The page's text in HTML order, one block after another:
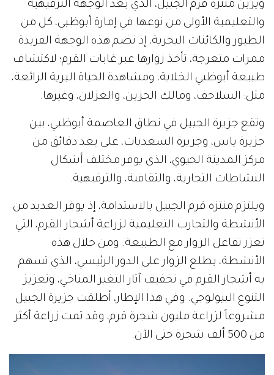
ويزين منتزه قرم الجبيل، الذي يعد الوجهة الترفيهية
والتعليمية الأولى من نوعها في إمارة أبوظبي، كل من
الطيور والكائنات البحرية، إذ تضم هذه الوجهة الفريدة
ممرات متعرجة، تأخذ زوارها عبر غابات القرم؛ لاكتشاف
طبيعة أبوظبي الخلابة، ومشاهدة الحياة البرية الرائعة،
مثل: السلاحف، ومالك الحزين، والغزلان، وغيرها.
وتقع جزيرة الجبيل في نطاق العاصمة أبوظبي، بين
جزيرة ياس، وجزيرة السعديات، على بعد دقائق من
مركز المدينة الحيوي، الذي يوفر مختلف أشكال
النشاطات التجارية، والثقافية، والترفيهية.
ويلتزم منتزه قرم الجبيل بالاستدامة، إذ يوفر العديد من
الأنشطة والتجارب التعليمية لزراعة أشجار القرم، التي
تعزز تفاعل الزوار مع الطبيعة. ومن خلال هذه
الأنشطة، يطلع الزوار على الدور الرئيسي، الذي تسهم
به أشجار القرم في تخفيف آثار التغير المناخي، وتعزيز
التنوع البيولوجي. وفي هذا الإطار، أطلقت جزيرة الجبيل
مشروعاً لزراعة مليون شجرة قرم، وقد تمت زراعة أكثر
من 500 ألف شجرة حتى الآن.